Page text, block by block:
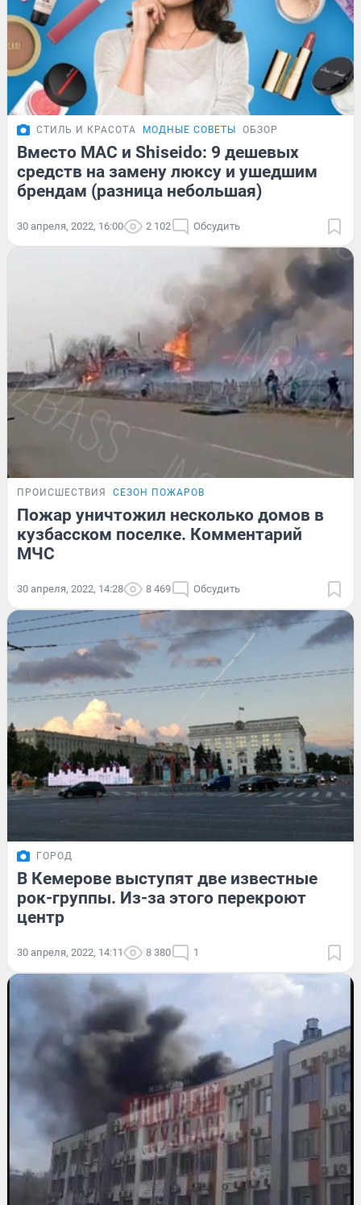
СТИЛЬ И КРАСОТА МОДНЫЕ СОВЕТЫ ОБЗОР
Вместо MAC и Shiseido: 9 дешевых
средств на замену люксу и ушедшим
брендам (разница небольшая)
30 апреля, 2022, 16:00 2 102 Обсудить
ПРОИСШЕСТВИЯ СЕЗОН ПОЖАРОВ
Пожар уничтожил несколько домов в
кузбасском поселке. Комментарий
МЧС
30 апреля, 2022, 14:28 8 469 Обсудить
ГОРОД
В Кемерове выступят две известные
рок-группы. Из-за этого перекроют
центр
30 апреля, 2022, 14:11 8 380 1